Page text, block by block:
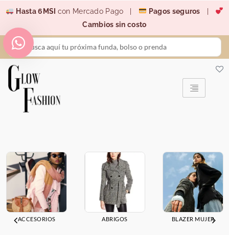
contenido
Hasta 6MSI con Mercado Pago | Pagos seguros
Cambios sin costo
Search
...
ACCESORIOS ABRIGOS BLAZER MUJER